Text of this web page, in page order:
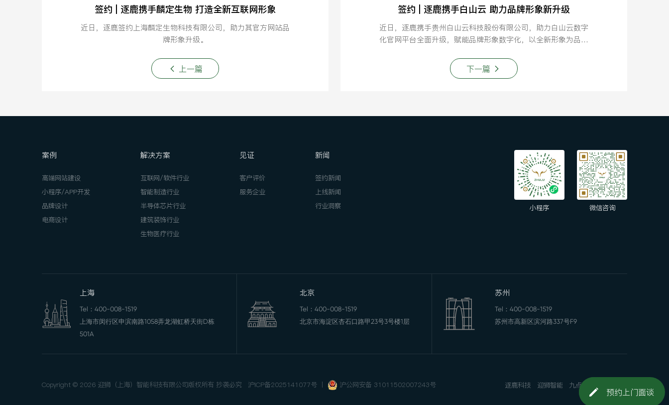
签约 | 逐鹿携手麟定生物 打造全新互联网形象
近日，逐鹿签约上海麟定生物科技有限公司，助力其官方网站品
牌形象升级。
上一篇
签约 | 逐鹿携手白山云 助力品牌形象新升级
近日，逐鹿携手贵州白山云科技股份有限公司，助力白山云数字
化官网平台全面升级，赋能品牌形象数字化，以全新形象为品牌
下一篇
案例
高端网站建设
小程序/APP开发
品牌设计
电商设计
解决方案
互联网/软件行业
智能制造行业
半导体芯片行业
建筑装饰行业
生物医疗行业
见证
客户评价
服务企业
新闻
签约新闻
上线新闻
行业洞察
小程序 微信咨询
上海
Tel： 400-008-1519
上海市闵行区申滨南路1058弄龙湖虹桥天街D栋
501A
北京
Tel： 400-008-1519
北京市海淀区杏石口路甲23号3号楼1层
苏州
Tel： 400-008-1519
苏州市高新区滨河路337号F9
Copyright © 2026 迎狮（上海）智能科技有限公司版权所有 抄袭必究 沪ICP备2025141077号 丨 沪公网安备 31011502007243号 逐鹿科技 迎狮智能 九点一刻
预约上门面谈